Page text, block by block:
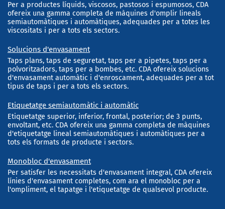
Per a productes líquids, viscosos, pastosos i espumosos, CDA
ofereix una gamma completa de màquines d'omplir lineals
semiautomàtiques i automàtiques, adequades per a totes les
viscositats i per a tots els sectors.
Solucions d'envasament
Taps plans, taps de seguretat, taps per a pipetes, taps per a
polvoritzadors, taps per a bombes, etc. CDA ofereix solucions
d'envasament automàtic i d'enroscament, adequades per a tot
tipus de taps i per a tots els sectors.
Etiquetatge semiautomàtic i automàtic
Etiquetatge superior, inferior, frontal, posterior; de 3 punts,
envoltant, etc. CDA ofereix una gamma completa de màquines
d'etiquetatge lineal semiautomàtiques i automàtiques per a
tots els formats de producte i sectors.
Monobloc d'envasament
Per satisfer les necessitats d'envasament integral, CDA ofereix
línies d'envasament completes, com ara el monobloc per a
l'ompliment, el tapatge i l'etiquetatge de qualsevol producte.